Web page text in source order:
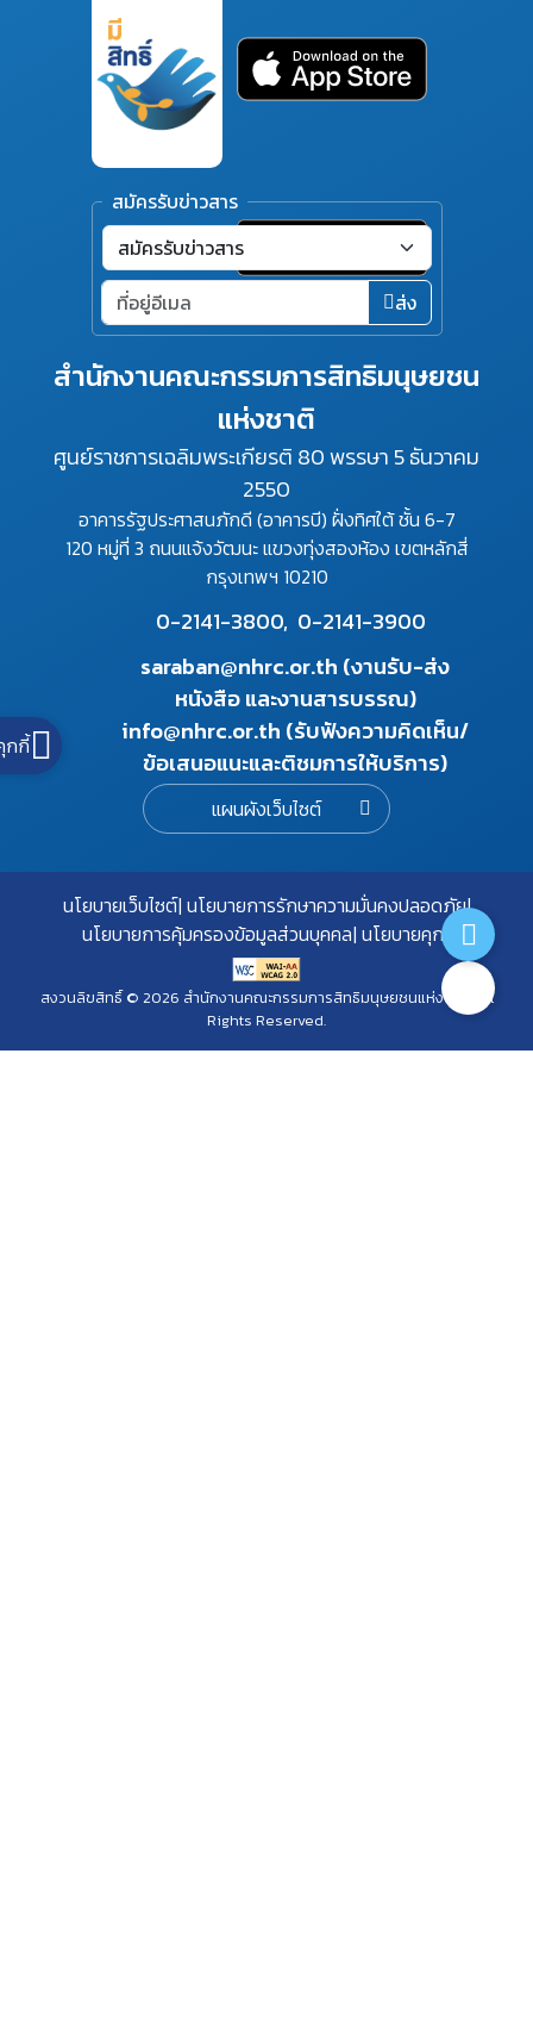
สำนักงานคณะกรรมการสิทธิมนุษยชน
แห่งชาติ
ศูนย์ราชการเฉลิมพระเกียรติ 80 พรรษา 5 ธันวาคม
2550
อาคารรัฐประศาสนภักดี (อาคารบี) ฝั่งทิศใต้ ชั้น 6-7
120 หมู่ที่ 3 ถนนแจ้งวัฒนะ แขวงทุ่งสองห้อง เขตหลักสี่
กรุงเทพฯ 10210
0-2141-3800, 0-2141-3900
saraban@nhrc.or.th (งานรับ-ส่ง
หนังสือ และงานสารบรรณ)
info@nhrc.or.th (รับฟังความคิดเห็น/
ข้อเสนอแนะและติชมการให้บริการ)
แผนผังเว็บไซต์
สมัครรับข่าวสาร
ส่ง
นโยบายเว็บไซต์ นโยบายการรักษาความมั่นคงปลอดภัย
นโยบายการคุ้มครองข้อมูลส่วนบุคคล นโยบายคุกกี้
สงวนลิขสิทธิ์ © 2026 สำนักงานคณะกรรมการสิทธิมนุษยชนแห่งชาติ. All
Rights Reserved.
กกี้